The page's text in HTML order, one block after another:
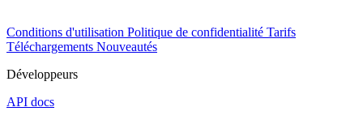
Conditions d'utilisation Politique de confidentialité Tarifs
Téléchargements Nouveautés
Développeurs
API docs